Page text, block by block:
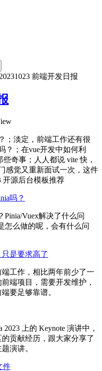
20231023 前端开发日报
；淡定，前端工作还有很
？；在vue开发中如何利
奇事；人人都说 vite 快，
感觉又重新面试一次，这件
开源后台模板推荐
吗？
Pinia/Vuex解决了什么问
怎么做的呢，会有什么问
是要求高了
工作，相比两年前少了一
端项目，需要开发维护，
要足够靠谱。
2023 上的 Keynote 演讲中，
贡献经历，跟大家分享了
演讲。
件